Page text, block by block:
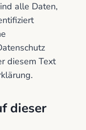
alle Daten,
diesem Text
dieser